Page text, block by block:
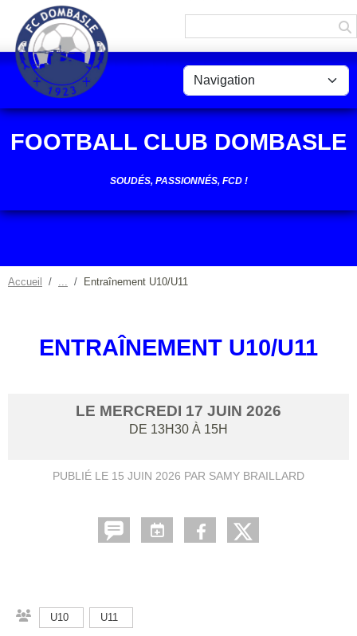
FOOTBALL CLUB DOMBASLE
SOUDÉS, PASSIONNÉS, FCD !
Accueil Entraînement U10/U11
ENTRAÎNEMENT U10/U11
LE MERCREDI 17 JUIN 2026
DE 13H30 À 15H
PUBLIÉ LE 15 JUIN 2026 PAR SAMY BRAILLARD
U10 U11
Panneau de gestion des cookies